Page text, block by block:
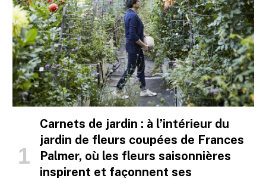
Carnets de jardin : à l’intérieur du
jardin de fleurs coupées de Frances
Palmer, où les fleurs saisonnières
inspirent et façonnent ses